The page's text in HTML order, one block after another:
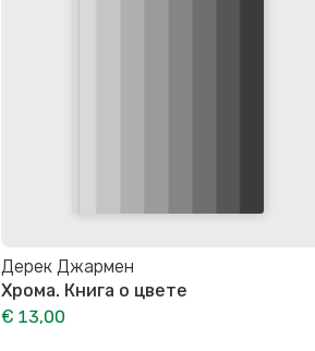
Дерек Джармен
Хрома. Книга о цвете
€ 13,00